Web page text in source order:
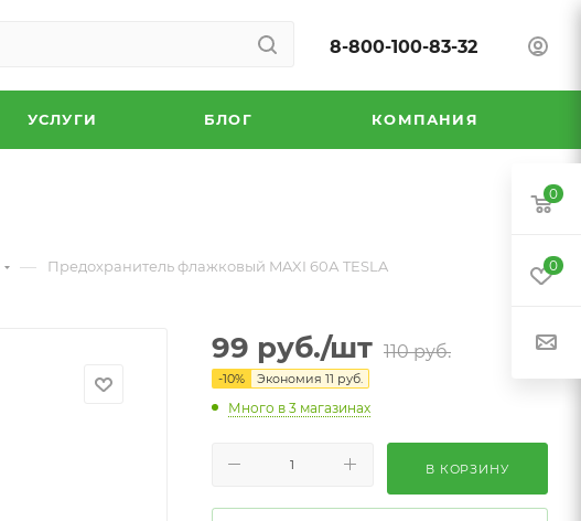
8-800-100-83-32
УСЛУГИ БЛОГ КОМПАНИЯ
— Предохранитель флажковый MAXI 60А TESLA
99 руб./шт 110руб.
-10% Экономия 11 руб.
Много в 3 магазинах
В КОРЗИНУ
0
0